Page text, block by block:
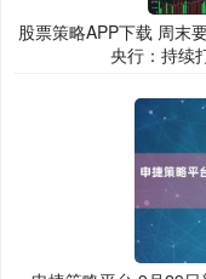
股票策略APP下载 周末
央行：持续